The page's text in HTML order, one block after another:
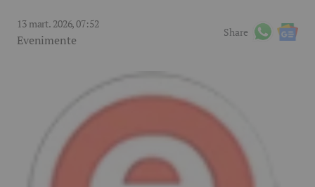
13 mart. 2026, 07:52
Evenimente
Share